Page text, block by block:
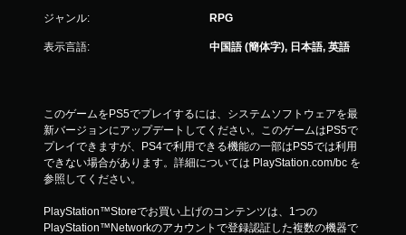
ジャンル: RPG
表示言語: 中国語 (簡体字), 日本語, 英語
このゲームをPS5でプレイするには、システムソフトウェアを最
新バージョンにアップデートしてください。このゲームはPS5で
プレイできますが、PS4で利用できる機能の一部はPS5では利用
できない場合があります。詳細については PlayStation.com/bc を
参照してください。
PlayStation™Storeでお買い上げのコンテンツは、1つの
PlayStation™Networkのアカウントで登録認証した複数の機器で